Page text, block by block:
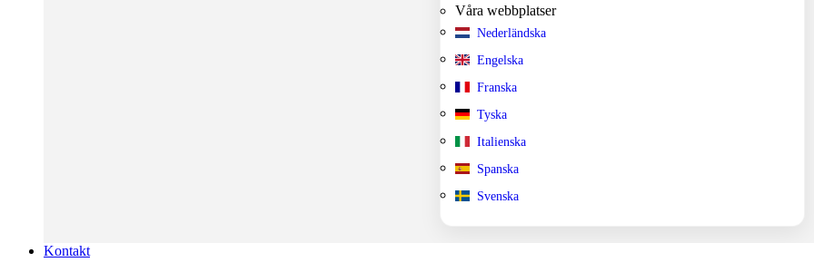
Våra webbplatser
Nederländska
Engelska
Franska
Tyska
Italienska
Spanska
Svenska
Kontakt